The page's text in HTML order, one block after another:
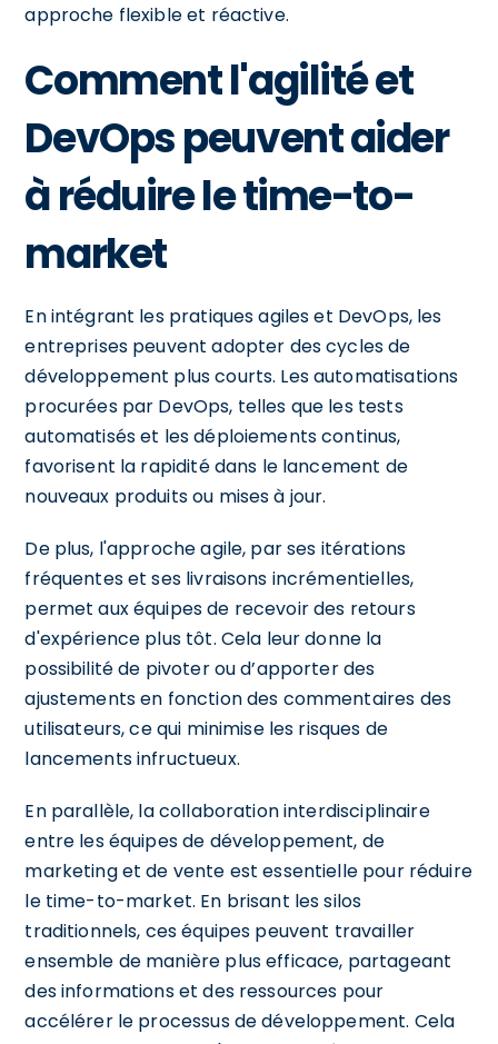
approche flexible et réactive.
Comment l'agilité et
DevOps peuvent aider
à réduire le time-to-
market
En intégrant les pratiques agiles et DevOps, les
entreprises peuvent adopter des cycles de
développement plus courts. Les automatisations
procurées par DevOps, telles que les tests
automatisés et les déploiements continus,
favorisent la rapidité dans le lancement de
nouveaux produits ou mises à jour.
De plus, l'approche agile, par ses itérations
fréquentes et ses livraisons incrémentielles,
permet aux équipes de recevoir des retours
d'expérience plus tôt. Cela leur donne la
possibilité de pivoter ou d’apporter des
ajustements en fonction des commentaires des
utilisateurs, ce qui minimise les risques de
lancements infructueux.
En parallèle, la collaboration interdisciplinaire
entre les équipes de développement, de
marketing et de vente est essentielle pour réduire
le time-to-market. En brisant les silos
traditionnels, ces équipes peuvent travailler
ensemble de manière plus efficace, partageant
des informations et des ressources pour
accélérer le processus de développement. Cela